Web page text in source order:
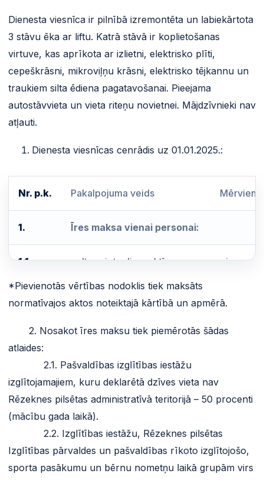
Dienesta viesnīca ir pilnībā izremontēta un labiekārtota
3 stāvu ēka ar liftu. Katrā stāvā ir koplietošanas
virtuve, kas aprīkota ar izlietni, elektrisko plīti,
cepeškrāsni, mikroviļņu krāsni, elektrisko tējkannu un
traukiem silta ēdiena pagatavošanai. Pieejama
autostāvvieta un vieta riteņu novietnei. Mājdzīvnieki nav
atļauti.
Dienesta viesnīcas cenrādis uz 01.01.2025.:
Nr. p.k. Pakalpojuma veids
1. Īres maksa vienai personai:
1.1. gultas vieta diennaktī eiro
1.3. gultas vieta 3-vietīgā istabiņā eiro/
gultas vieta 4-vietīgā istabiņā
*Pievienotās vērtības nodoklis tiek maksāts
normatīvajos aktos noteiktajā kārtībā un apmērā.
2. Nosakot īres maksu tiek piemērotās šādas
atlaides:
2.1. Pašvaldības izglītības iestāžu
izglītojamajiem, kuru deklarētā dzīves vieta nav
Rēzeknes pilsētas administratīvā teritorijā – 50 procenti
(mācību gada laikā).
2.2. Izglītības iestāžu, Rēzeknes pilsētas
Izglītības pārvaldes un pašvaldības rīkoto izglītojošo,
sporta pasākumu un bērnu nometņu laikā grupām virs